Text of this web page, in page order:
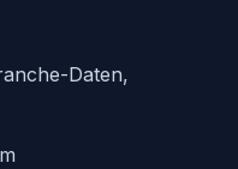
Daten,